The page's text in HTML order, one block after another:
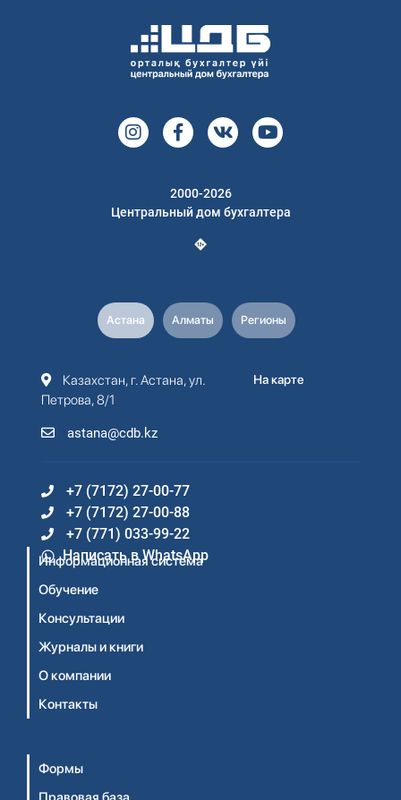
2000-2026
Центральный дом бухгалтера
Астана Алматы Регионы
Казахстан, г. Астана, ул.
Петрова, 8/1
astana@cdb.kz
На карте
+7 (7172) 27-00-77
+7 (7172) 27-00-88
+7 (771) 033-99-22
Написать в WhatsApp
Информационная система
Обучение
Консультации
Журналы и книги
О компании
Контакты
Формы